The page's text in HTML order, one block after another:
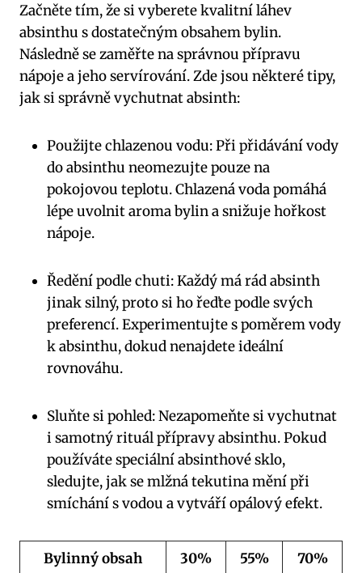
Začněte tím, že si vyberete kvalitní‍ láhev
absinthu s dostatečným ⁤obsahem bylin.
Následně se zaměřte na‌ správnou⁢ přípravu
nápoje a jeho servírování. Zde jsou některé tipy,
jak ⁤si správně vychutnat absinth:
Použijte⁤ chlazenou vodu: Při přidávání vody
‌do absinthu neomezujte pouze na
pokojovou ⁤teplotu. Chlazená voda pomáhá
lépe uvolnit aroma​ bylin ‌a snižuje hořkost​
nápoje.
Ředění podle chuti: Každý má rád absinth
jinak silný, proto si ⁢ho řeďte podle svých
preferencí. Experimentujte s poměrem vody
k absinthu, dokud⁢ nenajdete ideální
rovnováhu.
Sluňte si pohled: Nezapomeňte si vychutnat
i samotný rituál přípravy absinthu. Pokud
používáte speciální absinthové sklo,
sledujte, jak se mlžná tekutina mění⁢ při
smíchání s vodou a vytváří opálový efekt.
Bylinný obsah 30% 55% 70%